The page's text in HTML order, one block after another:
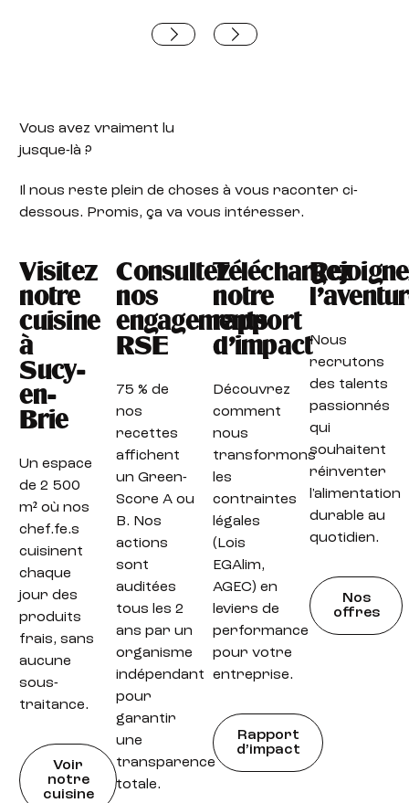
Vous avez vraiment lu
jusque-là ?
Il nous reste plein de choses à vous raconter ci-
dessous. Promis, ça va vous intéresser.
Visitez
notre
cuisine
à
Sucy-
en-
Brie
Un espace
de 2 500
m² où nos
chef.fe.s
cuisinent
chaque
jour des
produits
frais, sans
aucune
sous-
traitance.
Voir
notre
cuisine
Consultez
nos
engagements
RSE
75 % de
nos
recettes
affichent
un Green-
Score A ou
B. Nos
actions
sont
auditées
tous les 2
ans par un
organisme
indépendant
pour
garantir
une
transparence
totale.
Téléchargez
notre
rapport
d'impact
Découvrez
comment
nous
transformons
les
contraintes
légales
(Lois
EGAlim,
AGEC) en
leviers de
performance
pour votre
entreprise.
Rapport
d’impact
Nous
recrutons
des talents
passionnés
qui
souhaitent
réinventer
l'alimentation
durable au
quotidien.
Nos
offres